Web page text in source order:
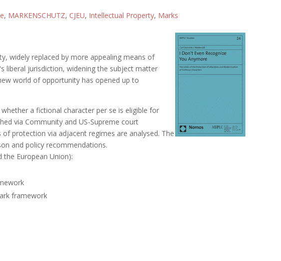
, MARKENSCHUTZ, CJEU, Intellectual Property, Marks
widely replaced by more appealing means of
liberal jurisdiction, widening the subject matter
world of opportunity has opened up to
a fictional character per se is eligible for
via Community and US-Supreme court
protection via adjacent regimes are analysed. The
and policy recommendations.
the European Union):
framework